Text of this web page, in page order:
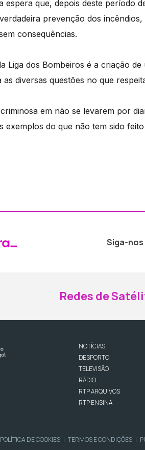
espera que, depois deste período
prevenção dos
consequências.
Liga dos Bombeiros é a criação
as diversas questões no que
em não se levarem por
exemplos do que não tem sido
Siga-
Redes de
NOTÍCIAS
DESPORTO
TELEVISÃO
RÁDIO
RTP ARQUIVOS
RTP ENSINA
POLÍTICA DE COOKIES | TERMOS E CONDIÇÕES |